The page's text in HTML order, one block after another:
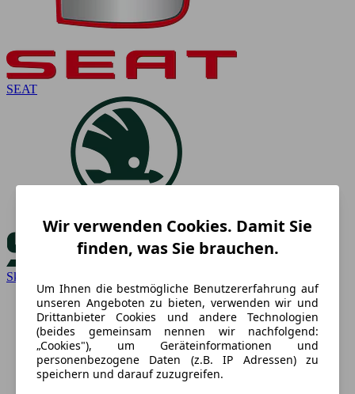
SEAT
Skoda
Wir verwenden Cookies. Damit Sie
finden, was Sie brauchen.
Um Ihnen die bestmögliche Benutzererfahrung auf
unseren Angeboten zu bieten, verwenden wir und
Drittanbieter Cookies und andere Technologien
(beides gemeinsam nennen wir nachfolgend:
„Cookies"), um Geräteinformationen und
personenbezogene Daten (z.B. IP Adressen) zu
speichern und darauf zuzugreifen.